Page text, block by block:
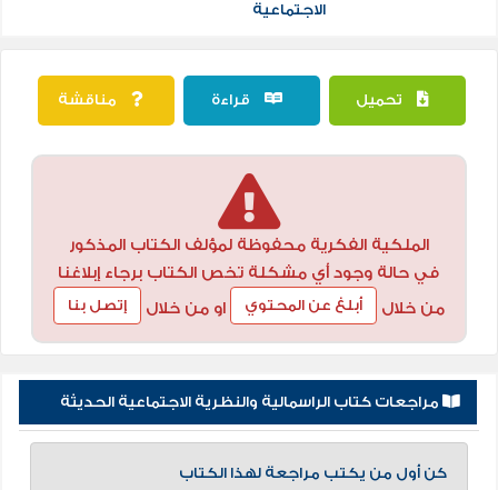
الاجتماعية
تحميل قراءة مناقشة
الملكية الفكرية محفوظة لمؤلف الكتاب المذكور
في حالة وجود أي مشكلة تخص الكتاب برجاء إبلاغنا
من خلال
أبلغ عن المحتوي او من خلال إتصل بنا
مراجعات كتاب الراسمالية والنظرية الاجتماعية الحديثة
كن أول من يكتب مراجعة لهذا الكتاب